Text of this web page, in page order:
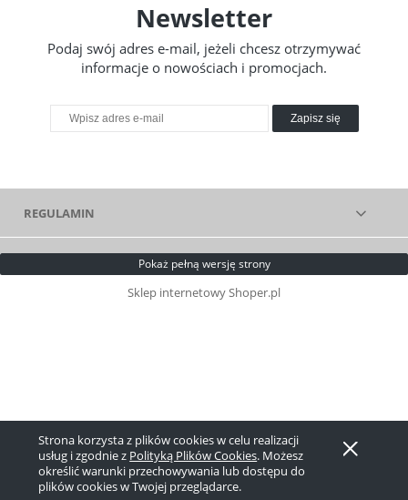
Strona korzysta z plików cookies w celu realizacji
usług i zgodnie z Polityką Plików Cookies. Możesz
określić warunki przechowywania lub dostępu do
plików cookies w Twojej przeglądarce.
Newsletter
Podaj swój adres e-mail, jeżeli chcesz otrzymywać
informacje o nowościach i promocjach.
Zapisz się
REGULAMIN
Pokaż pełną wersję strony
Sklep internetowy Shoper.pl